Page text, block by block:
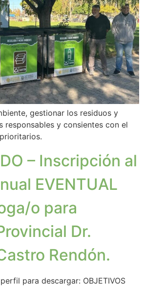
gestionar los residuos y
responsables y consientes con el
– Inscripción al
EVENTUAL
o para
Dr.
Rendón.
para descargar: OBJETIVOS